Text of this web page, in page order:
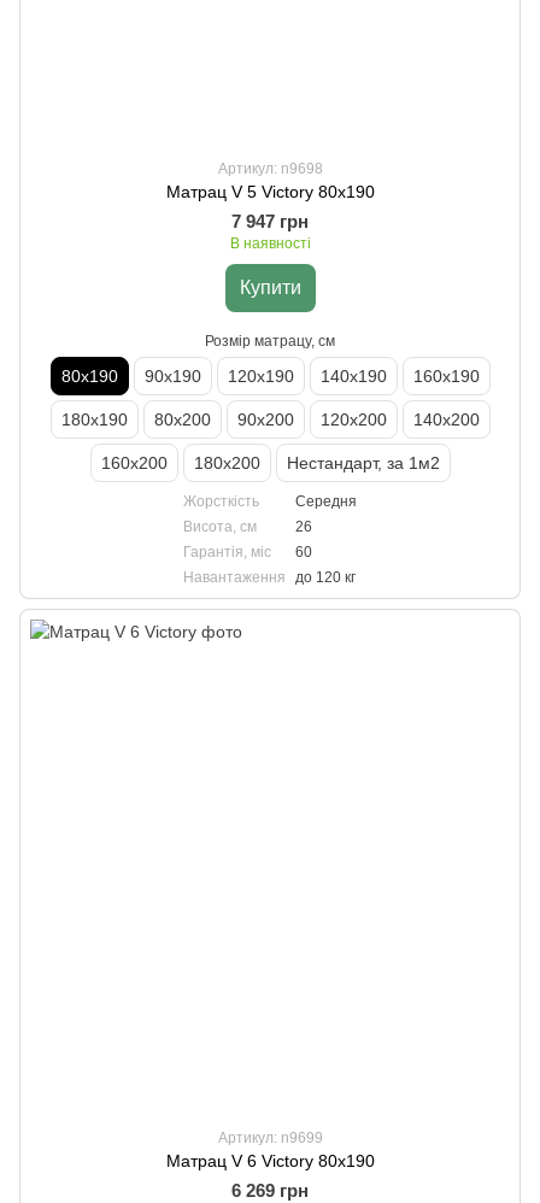
Артикул: n9698
Матрац V 5 Victory 80х190
7 947 грн
В наявності
Купити
Розмір матрацу, см
80х190 90х190 120х190 140х190 160х190
180х190 80х200 90х200 120х200 140х200
160х200 180х200 Нестандарт, за 1м2
Жорсткість
Середня
Висота, см
26
Гарантія, міс
60
Навантаження
до 120 кг
Артикул: n9699
Матрац V 6 Victory 80х190
6 269 грн